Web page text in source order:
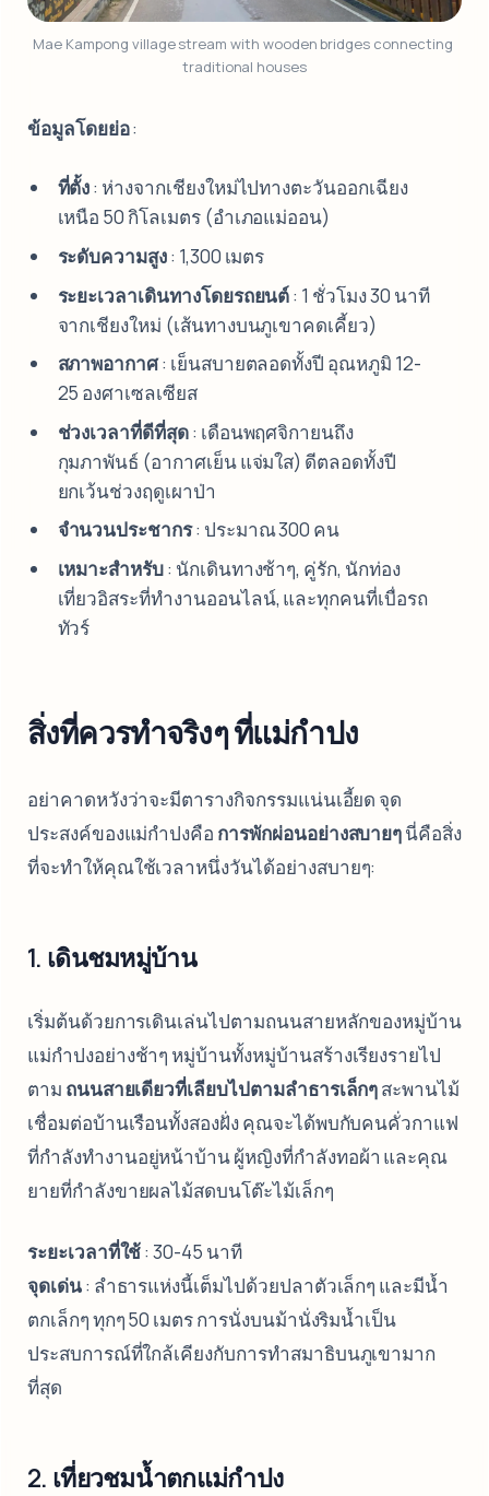
Mae Kampong village stream with wooden bridges connecting
traditional houses
ข้อมูลโดยย่อ:
ที่ตั้ง: ห่างจากเชียงใหม่ไปทางตะวันออกเฉียง
เหนือ 50 กิโลเมตร (อำเภอแม่ออน)
ระดับความสูง: 1,300 เมตร
ระยะเวลาเดินทางโดยรถยนต์: 1 ชั่วโมง 30 นาที
จากเชียงใหม่ (เส้นทางบนภูเขาคดเคี้ยว)
สภาพอากาศ: เย็นสบายตลอดทั้งปี อุณหภูมิ 12-
25 องศาเซลเซียส
ช่วงเวลาที่ดีที่สุด: เดือนพฤศจิกายนถึง
กุมภาพันธ์ (อากาศเย็น แจ่มใส) ดีตลอดทั้งปี
ยกเว้นช่วงฤดูเผาป่า
จำนวนประชากร: ประมาณ 300 คน
เหมาะสำหรับ: นักเดินทางช้าๆ, คู่รัก, นักท่อง
เที่ยวอิสระที่ทำงานออนไลน์, และทุกคนที่เบื่อรถ
ทัวร์
สิ่งที่ควรทำจริงๆ ที่แม่กำปง
อย่าคาดหวังว่าจะมีตารางกิจกรรมแน่นเอี้ยด จุด
ประสงค์ของแม่กำปงคือ การพักผ่อนอย่างสบายๆนี่คือสิ่ง
ที่จะทำให้คุณใช้เวลาหนึ่งวันได้อย่างสบายๆ:
1. เดินชมหมู่บ้าน
เริ่มต้นด้วยการเดินเล่นไปตามถนนสายหลักของหมู่บ้าน
แม่กำปงอย่างช้าๆ หมู่บ้านทั้งหมู่บ้านสร้างเรียงรายไป
ตาม ถนนสายเดียวที่เลียบไปตามลำธารเล็กๆสะพานไม้
เชื่อมต่อบ้านเรือนทั้งสองฝั่ง คุณจะได้พบกับคนคั่วกาแฟ
ที่กำลังทำงานอยู่หน้าบ้าน ผู้หญิงที่กำลังทอผ้า และคุณ
ยายที่กำลังขายผลไม้สดบนโต๊ะไม้เล็กๆ
ระยะเวลาที่ใช้: 30-45 นาที
จุดเด่น: ลำธารแห่งนี้เต็มไปด้วยปลาตัวเล็กๆ และมีน้ำ
ตกเล็กๆ ทุกๆ 50 เมตร การนั่งบนม้านั่งริมน้ำเป็น
ประสบการณ์ที่ใกล้เคียงกับการทำสมาธิบนภูเขามาก
ที่สุด
2. เที่ยวชมน้ำตกแม่กำปง